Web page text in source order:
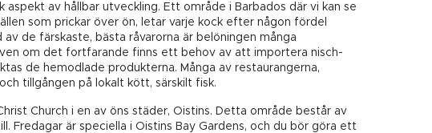
av hållbar utveckling. Ett område i Barbados där vi kan se
som prickar över ön, letar varje kock efter någon fördel
de färskaste, bästa råvarorna är belöningen många
om det fortfarande finns ett behov av att importera nisch-
de hemodlade produkterna. Många av restaurangerna,
tillgången på lokalt kött, särskilt fisk.
Church i en av öns städer, Oistins. Detta område består av
Fredagar är speciella i Oistins Bay Gardens, och du bör göra ett